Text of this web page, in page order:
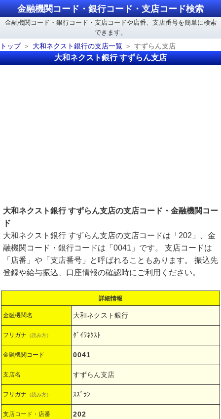
金融機関コード・銀行コード・支店コード検索
金融機関コード・銀行コード・支店コードや店番、支店番号を簡単に検索
できます。
トップ
大和ネクスト銀行の支店一覧 すずらん支店
大和ネクスト銀行 すずらん支店
大和ネクスト銀行 すずらん支店の支店コード・金融機関コー
ド
大和ネクスト銀行 すずらん支店の支店コードは「202」、金
融機関コード・銀行コードは「0041」です。 支店コードは
「店番」や「支店番号」と呼ばれることもあります。 振込先
登録や給与振込、口座情報の確認時にご利用ください。
詳細情報
金融機関名 大和ネクスト銀行
フリガナ （読み方） ﾀﾞｲﾜﾈｸｽﾄ
金融機関コード 0041
支店名 すずらん支店
フリガナ （読み方） ｽｽﾞﾗﾝ
支店コード・店番 202